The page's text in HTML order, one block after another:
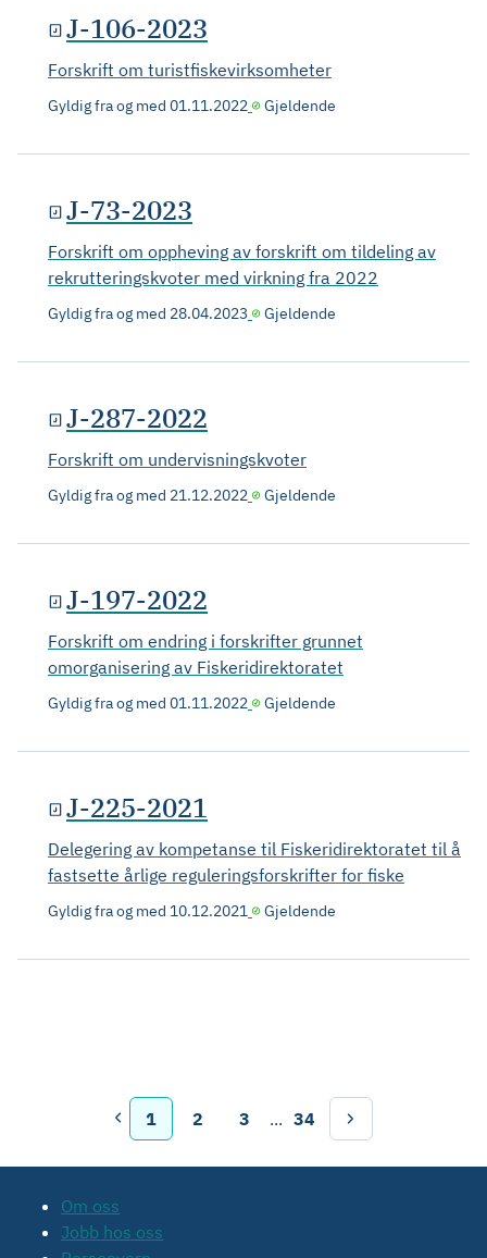
J-106-2023
Forskrift om turistfiskevirksomheter
Gyldig fra og med 01.11.2022 Gjeldende
J-73-2023
Forskrift om oppheving av forskrift om tildeling av
rekrutteringskvoter med virkning fra 2022
Gyldig fra og med 28.04.2023 Gjeldende
J-287-2022
Forskrift om undervisningskvoter
Gyldig fra og med 21.12.2022 Gjeldende
J-197-2022
Forskrift om endring i forskrifter grunnet
omorganisering av Fiskeridirektoratet
Gyldig fra og med 01.11.2022 Gjeldende
J-225-2021
Delegering av kompetanse til Fiskeridirektoratet til å
fastsette årlige reguleringsforskrifter for fiske
Gyldig fra og med 10.12.2021 Gjeldende
1 2 3 ... 34
Om oss
Jobb hos oss